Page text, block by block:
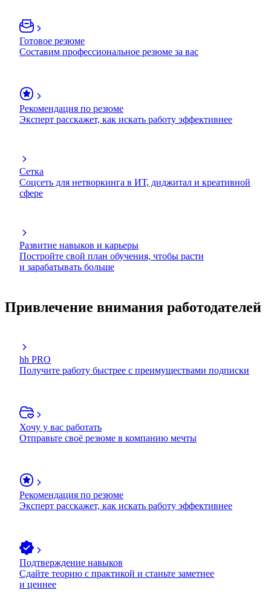
Готовое резюме
Составим профессиональное резюме за вас
Рекомендация по резюме
Эксперт расскажет, как искать работу эффективнее
Сетка
Соцсеть для нетворкинга в ИТ, диджитал и креативной
сфере
Развитие навыков и карьеры
Постройте свой план обучения, чтобы расти
и зарабатывать больше
Привлечение внимания работодателей
hh PRO
Получите работу быстрее с преимуществами подписки
Хочу у вас работать
Отправьте своё резюме в компанию мечты
Рекомендация по резюме
Эксперт расскажет, как искать работу эффективнее
Подтверждение навыков
Сдайте теорию с практикой и станьте заметнее
и ценнее